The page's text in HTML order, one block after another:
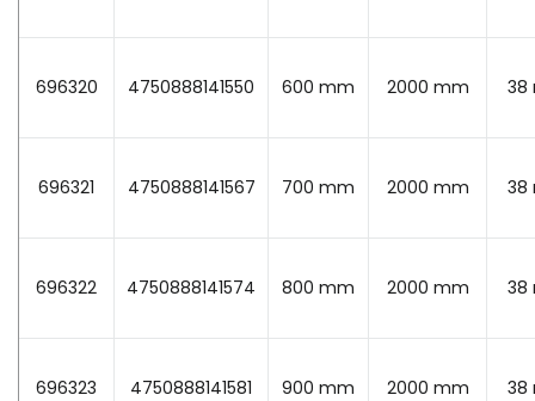
696320 4750888141550 600 mm 2000 mm 38
696321 4750888141567 700 mm 2000 mm 38
696322 4750888141574 800 mm 2000 mm 38
696323 4750888141581 900 mm 2000 mm 38